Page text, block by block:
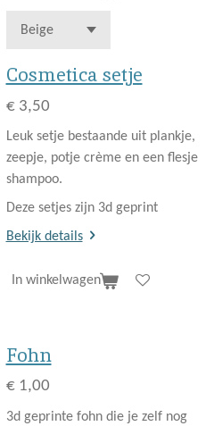
Cosmetica setje
€ 3,50
Leuk setje bestaande uit plankje,
zeepje, potje crème en een flesje
shampoo.
Deze setjes zijn 3d geprint
Bekijk details
In winkelwagen
Fohn
€ 1,00
3d geprinte fohn die je zelf nog